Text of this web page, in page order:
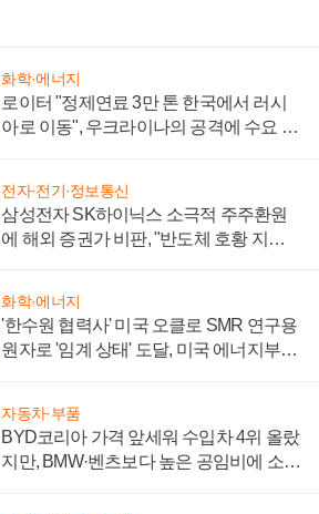
화학·에너지
로이터 "정제연료 3만 톤 한국에서 러시
아로 이동", 우크라이나의 공격에 수요 늘
전자·전기·정보통신
삼성전자 SK하이닉스 소극적 주주환원
에 해외 증권가 비판, "반도체 호황 지속
화학·에너지
'한수원 협력사' 미국 오클로 SMR 연구용
원자로 '임계 상태' 도달, 미국 에너지부
자동차·부품
BYD코리아 가격 앞세워 수입차 4위 올랐
지만, BMW·벤츠보다 높은 공임비에 소비